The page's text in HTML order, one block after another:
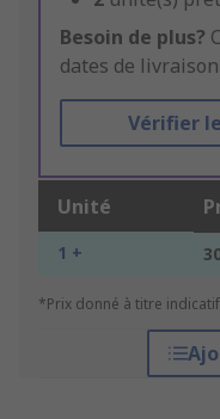
Besoin de plus?
dates de
Vérifier
Unité
1 +
*Prix donné à titre indicatif